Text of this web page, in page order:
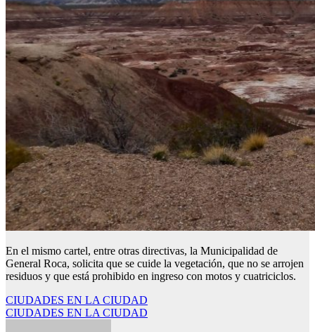
En el mismo cartel, entre otras directivas, la Municipalidad de
General Roca, solicita que se cuide la vegetación, que no se arrojen
residuos y que está prohibido en ingreso con motos y cuatriciclos.
Navegación
de
CIUDADES EN LA CIUDAD
CIUDADES EN LA CIUDAD